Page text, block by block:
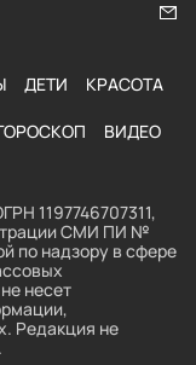
ДЕТИ КРАСОТА
ВИДЕО
1197746707311,
СМИ ПИ №
по надзору в сфере
несет
Редакция не